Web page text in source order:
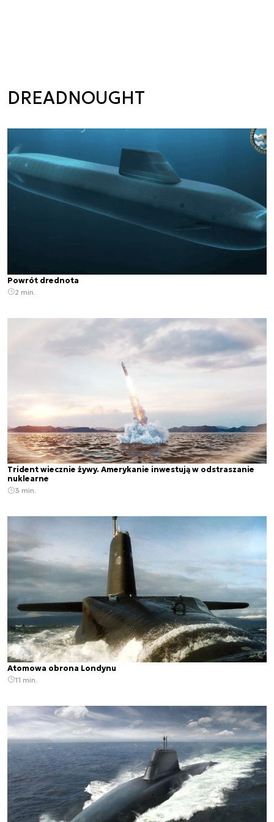
DREADNOUGHT
Powrót drednota
2 min.
Trident wiecznie żywy. Amerykanie inwestują w odstraszanie
nuklearne
3 min.
Atomowa obrona Londynu
11 min.